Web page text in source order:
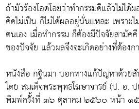
ถ้ามัวร้องโอดโอยว่าทำกรรมดีแล้วไม่ได้
คิดไม่เป็น ก็ไม่ได้ผลอยู่นั่นแหละ เพราะ
ตนเอง เมื่อทำกรรม ก็ต้องมีปัจจัยสามัค
ของปัจจัย แล้วผลจึงจะเกิดอย่างที่ต้องก
หนังสือ กฐินมา บอกทางแก้ปัญหาด้วย
โดย สมเด็จพระพุทธโฆษาจารย์ (ป. อ.
พิมพ์ครั้งที่ ๓๖ ตุลาคม ๒๕๖๐ หน้า ๑